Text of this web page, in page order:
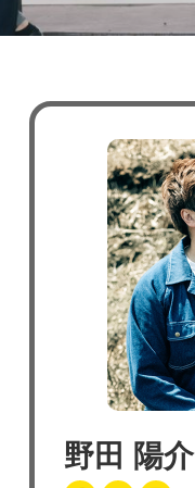
野田 陽介